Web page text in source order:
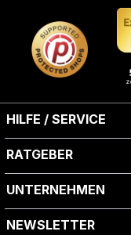
HILFE / SERVICE
RATGEBER
UNTERNEHMEN
NEWSLETTER